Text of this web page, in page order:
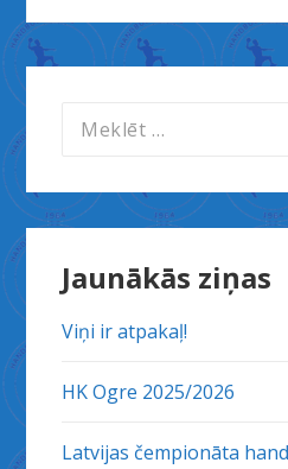
Meklēt:
Jaunākās ziņas
Viņi ir atpakaļ!
HK Ogre 2025/2026
Latvijas čempionāta